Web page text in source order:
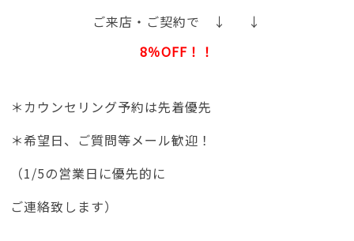
ご来店・ご契約で ↓ ↓
8％OFF！！
＊カウンセリング予約は先着優先
＊希望日、ご質問等メール歓迎！
（1/5の営業日に優先的に
ご連絡致します）